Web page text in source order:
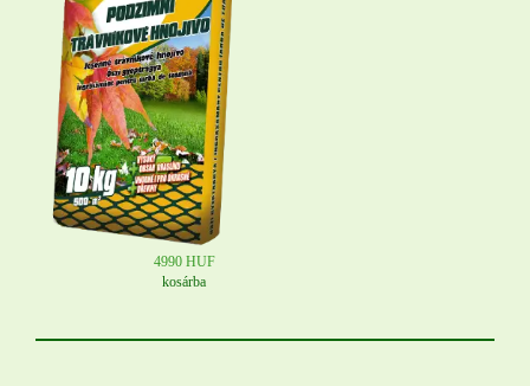
4990 HUF
kosárba